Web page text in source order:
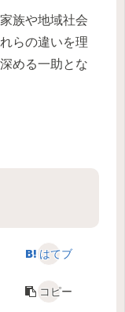
族や地域社会
らの違いを理
める一助とな
はてブ
コピー